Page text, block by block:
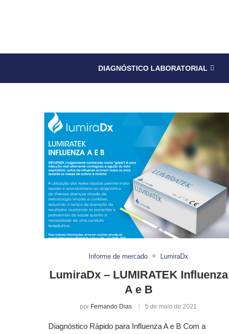
DIAGNÓSTICO LABORATORIAL
Informe de mercado LumiraDx
LumiraDx – LUMIRATEK Influenza
A e B
por Fernando Dias 5 de maio de 2021
Diagnóstico Rápido para Influenza A e B Com a